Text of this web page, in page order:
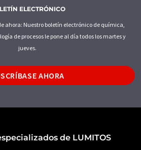
ELECTRÓNICO
ahora: Nuestro boletín electrónico de química,
de procesos le pone al día todos los martes y
jueves.
AHORA
de LUMITOS